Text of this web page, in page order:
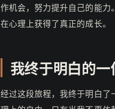
作机会，努力提升自己的能
在心理上获得了真正的成长。
我终于明白的一
经过这段旅程，我终于明白